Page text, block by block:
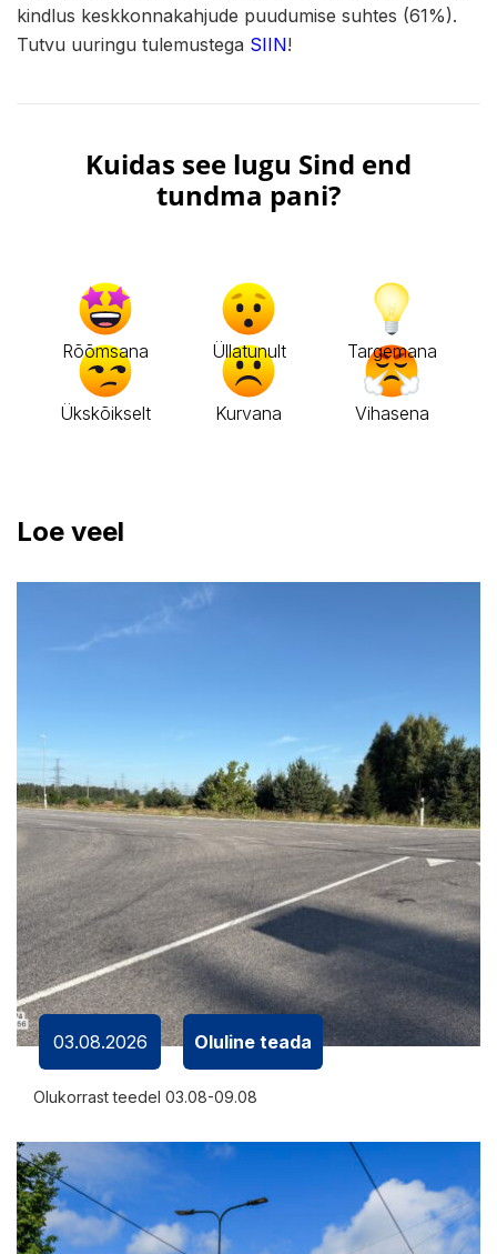
kindlus keskkonnakahjude puudumise suhtes (61%).
Tutvu uuringu tulemustega SIIN!
Kuidas see lugu Sind end
tundma pani?
Rõõmsana Üllatunult Targemana
Ükskõikselt Kurvana Vihasena
Loe veel
03.08.2026 Oluline teada
Olukorrast teedel 03.08-09.08